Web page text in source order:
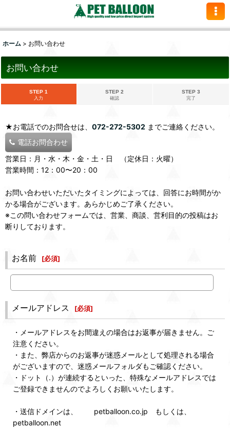
ホーム > お問い合わせ
お問い合わせ
STEP 1
入力
STEP 2
確認
STEP 3
完了
★お電話でのお問合せは、 072-272-5302 までご連絡ください。
電話お問合わせ
営業日：月・水・木・金・土・日 （定休日：火曜）
営業時間：12：00〜20：00
お問い合わせいただいたタイミングによっては、回答にお時間がか
かる場合がございます。あらかじめご了承ください。
※この問い合わせフォームでは、営業、商談、営利目的の投稿はお
断りしております。
お名前 [必須]
メールアドレス [必須]
・メールアドレスをお間違えの場合はお返事が届きません。ご
注意ください。
・また、弊店からのお返事が迷惑メールとして処理される場合
がございますので、迷惑メールフォルダもご確認ください。
・ドット（.）が連続するといった、特殊なメールアドレスでは
ご登録できませんのでよろしくお願いいたします。
・送信ドメインは、 petballoon.co.jp もしくは、
petballoon.net